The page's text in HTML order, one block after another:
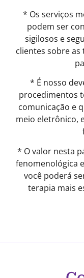
* Os serviços
podem ser
sigilosos e
clientes sobre
* É nosso
procedimentos
comunicação e
meio eletrônico,
* O valor nesta
fenomenológica
você poderá
terapia mais